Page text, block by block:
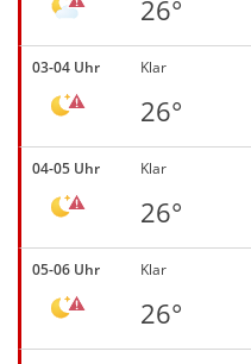
26°
03-04 Uhr Klar
26°
04-05 Uhr Klar
26°
05-06 Uhr Klar
26°